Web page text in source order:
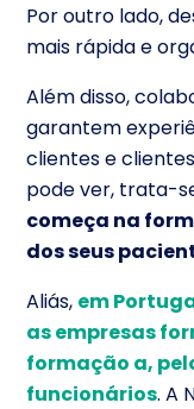
Por outro lado,
mais rápida e
Além disso,
garantem
clientes e
pode ver, trata-
começa na
dos seus
Aliás, em
as empresas
formação a,
funcionários. A